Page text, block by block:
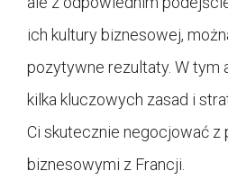
ich kultury biznesowej,
pozytywne rezultaty. W tym
kilka kluczowych zasad i
Ci skutecznie negocjować z
biznesowymi z Francji.